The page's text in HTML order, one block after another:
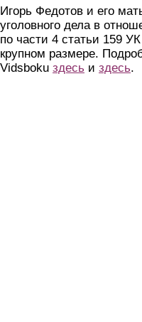
Игорь Федотов и его
уголовного дела в
по части 4 статьи 159
крупном размере.
Vidsboku здесь и здесь.